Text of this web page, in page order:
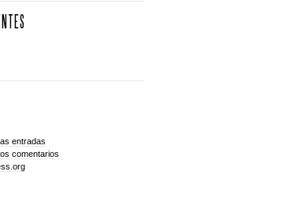
entradas
comentarios